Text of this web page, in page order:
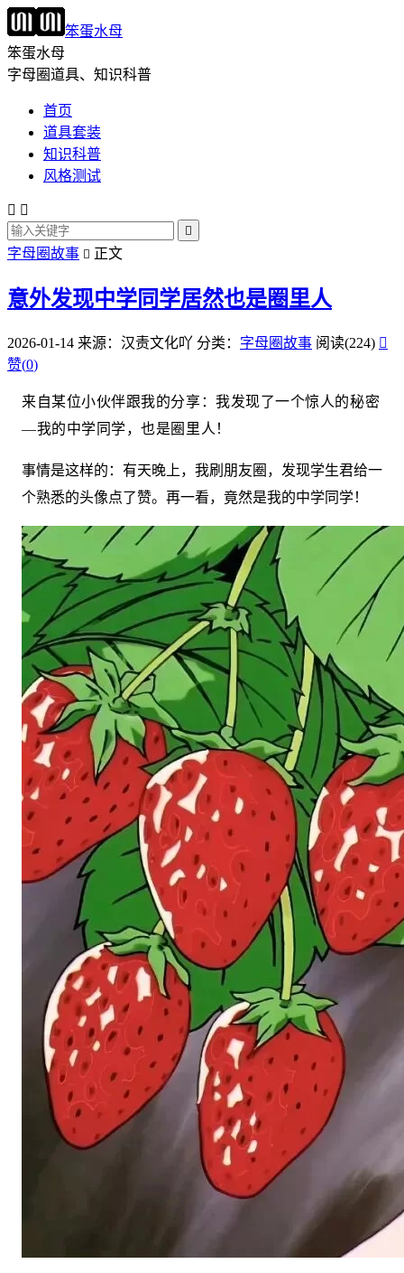
笨蛋水母
笨蛋水母
字母圈道具、知识科普
首页
道具套装
知识科普
风格测试
 

字母圈故事  正文
意外发现中学同学居然也是圈里人
2026-01-14 来源：汉责文化吖 分类： 字母圈故事 阅读(224) 
赞(0)
来自某位小伙伴跟我的分享：我发现了一个惊人的秘密
—我的中学同学，也是圈里人！
事情是这样的：有天晚上，我刷朋友圈，发现学生君给一
个熟悉的头像点了赞。再一看，竟然是我的中学同学！